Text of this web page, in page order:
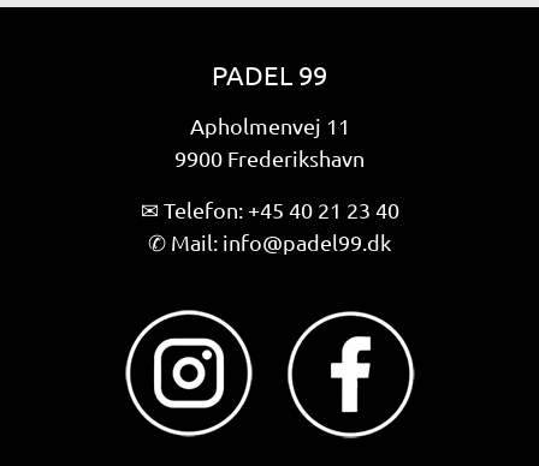
Apholmenvej 11
✆ Mail: info@padel99.dk
Åbningstider
Mandag til fredag 05:00 - 24:00